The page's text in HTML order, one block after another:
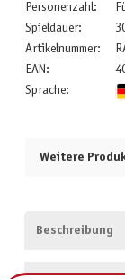
Personenzahl:
Spieldauer:
Artikelnummer:
EAN:
Sprache:
Weitere
Beschreibung